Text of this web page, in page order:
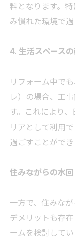
料となります。
み慣れた環境で
4. 生活スペース
リフォーム中で
レ）の場合、工
す。これにより
リアとして利用
過ごすことができ
住みながらの水
一方で、住みな
デメリットも存
ームを検討して